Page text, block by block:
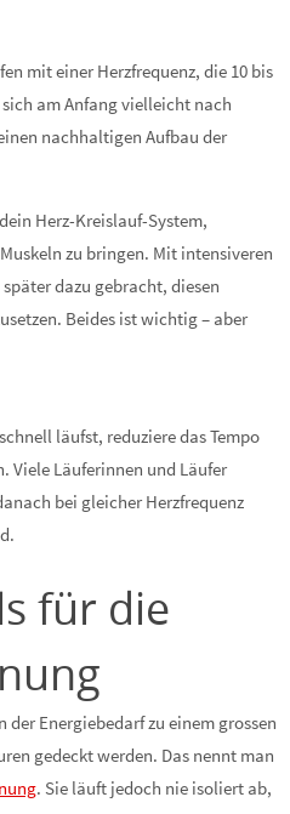
mit einer Herzfrequenz, die 10 bis
am Anfang vielleicht nach
nachhaltigen Aufbau der
Herz-Kreislauf-System,
zu bringen. Mit intensiveren
dazu gebracht, diesen
Beides ist wichtig – aber
läufst, reduziere das Tempo
Viele Läuferinnen und Läufer
bei gleicher Herzfrequenz
für die
Energiebedarf zu einem grossen
gedeckt werden. Das nennt man
. Sie läuft jedoch nie isoliert ab,